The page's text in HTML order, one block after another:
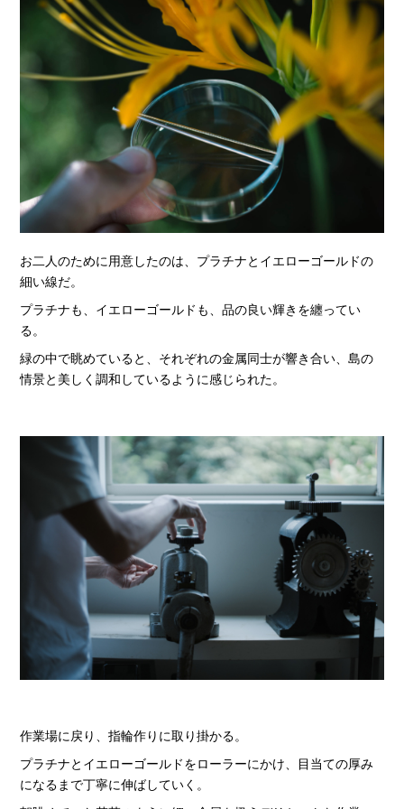
お二人のために用意したのは、プラチナとイエローゴールドの
細い線だ。
プラチナも、イエローゴールドも、品の良い輝きを纏ってい
る。
緑の中で眺めていると、それぞれの金属同士が響き合い、島の
情景と美しく調和しているように感じられた。
作業場に戻り、指輪作りに取り掛かる。
プラチナとイエローゴールドをローラーにかけ、目当ての厚み
になるまで丁寧に伸ばしていく。